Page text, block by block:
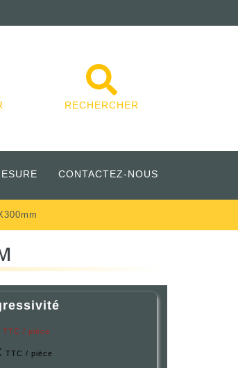
RECHERCHER
CONTACTEZ-NOUS
TTC / pièce
TTC / pièce